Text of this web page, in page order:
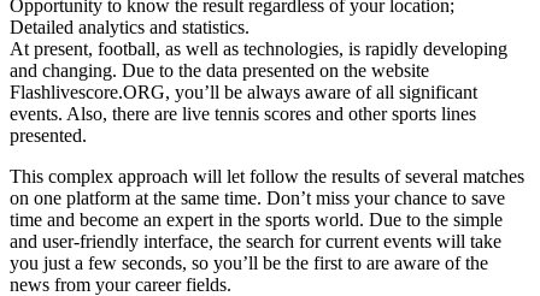
Opportunity to know the result regardless of your location;
Detailed analytics and statistics.
At present, football, as well as technologies, is rapidly developing
and changing. Due to the data presented on the website
Flashlivescore.ORG, you’ll be always aware of all significant
events. Also, there are live tennis scores and other sports lines
presented.
This complex approach will let follow the results of several matches
on one platform at the same time. Don’t miss your chance to save
time and become an expert in the sports world. Due to the simple
and user-friendly interface, the search for current events will take
you just a few seconds, so you’ll be the first to are aware of the
news from your career fields.